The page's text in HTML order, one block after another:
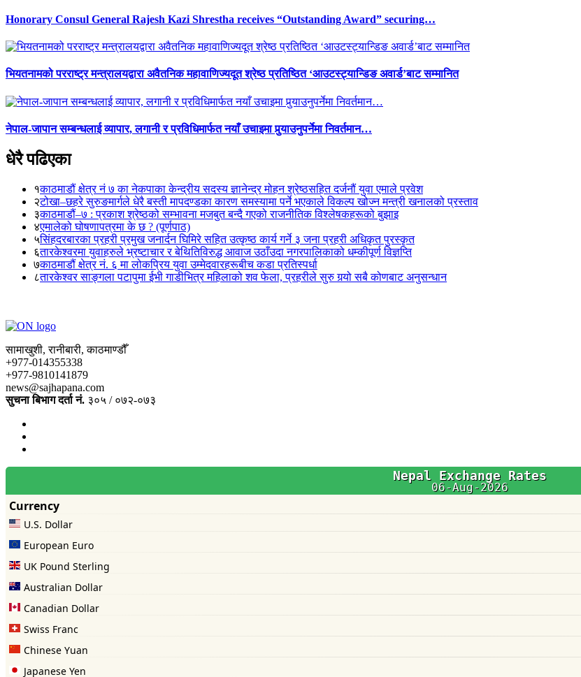
Honorary Consul General Rajesh Kazi Shrestha receives “Outstanding Award” securing…
भियतनामको परराष्ट्र मन्त्रालयद्वारा अवैतनिक महावाणिज्यदूत श्रेष्ठ प्रतिष्ठित ‘आउटस्ट्यान्डिङ अवार्ड’बाट सम्मानित
नेपाल-जापान सम्बन्धलाई व्यापार, लगानी र प्रविधिमार्फत नयाँ उचाइमा पुर्‍याउनुपर्नेमा निवर्तमान…
धेरै पढिएका
१काठमाडौं क्षेत्र नं ७ का नेकपाका केन्द्रीय सदस्य ज्ञानेन्द्र मोहन श्रेष्ठसहित दर्जनौं युवा एमाले प्रवेश
२टोखा–छहरे सुरुङमार्गले धेरै बस्ती मापदण्डका कारण समस्यामा पर्ने भएकाले विकल्प खोज्न मन्त्री खनालको प्रस्ताव
३काठमाडौं–७ : प्रकाश श्रेष्ठको सम्भावना मजबुत बन्दै गएको राजनीतिक विश्लेषकहरूको बुझाइ
४एमालेको घोषणापत्रमा के छ ? (पूर्णपाठ)
५सिंहदरबारका प्रहरी प्रमुख जनार्दन घिमिरे सहित उत्कृष्ठ कार्य गर्ने ३ जना प्रहरी अधिकृत पुरस्कृत
६तारकेश्वरमा युवाहरुले भ्रष्टाचार र बेथितिविरुद्ध आवाज उठाँउदा नगरपालिकाको धम्कीपूर्ण विज्ञप्ति
७काठमाडौं क्षेत्र नं. ६ मा लोकप्रिय युवा उम्मेदवारहरूबीच कडा प्रतिस्पर्धा
८तारकेश्वर साङ्गला पटापुमा ईभी गाडीभित्र महिलाको शव फेला, प्रहरीले सुरु गर्‍यो सबै कोणबाट अनुसन्धान
सामाखुशी, रानीबारी, काठमाण्डौँ
+977-014355338
+977-9810141879
news@sajhapana.com
सुचना बिभाग दर्ता नं. ३०५ / ०७२-०७३